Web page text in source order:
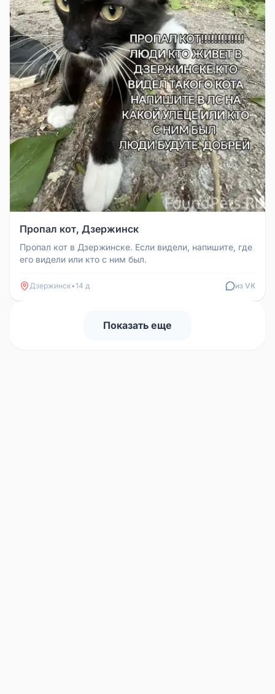
Пропал кот, Дзержинск
Пропал кот в Дзержинске. Если видели, напишите, где
его видели или кто с ним был.
Дзержинск•14 д из VK
Показать еще